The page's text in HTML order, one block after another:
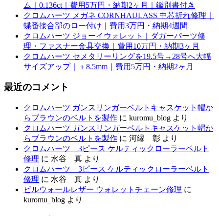
ム｜0.136ct｜費用5万円・納期2ヶ月｜鑑別書付き
クロムハーツ メガネ CORNHAULASS 中芯折れ修理｜
蝶番接合部のロー付け｜費用3万円・納期4週間
クロムハーツ ジョーイウォレット｜ダガーパーツ修
理・ファスナー金具交換｜費用10万円・納期3ヶ月
クロムハーツ セメタリーリングを19.5号→28号へ大幅
サイズアップ｜＋8.5mm｜費用5万円・納期2ヶ月
最近のコメント
クロムハーツ ガンスリンガーベルトキャスケット帽か
らブラウンのベルトを製作 に kuromu_blog より
クロムハーツ ガンスリンガーベルトキャスケット帽か
らブラウンのベルトを製作 に 河縁 彰 より
クロムハーツ 3ピース ケルティックローラーベルト
修理 に 水谷 真 より
クロムハーツ 3ピース ケルティックローラーベルト
修理 に 水谷 真 より
ビルウォールレザー ウォレットチェーン修理 に
kuromu_blog より